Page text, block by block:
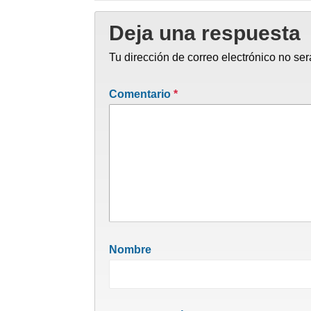
Deja una respuesta
Tu dirección de correo electrónico no
Comentario *
Nombre